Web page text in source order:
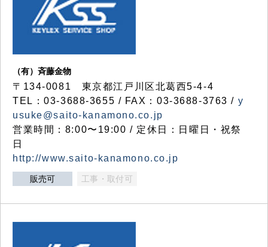
（有）斉藤金物
〒134-0081 東京都江戸川区北葛西5-4-4
TEL：03-3688-3655 / FAX：03-3688-3763 / y
usuke@saito-kanamono.co.jp
営業時間：8:00〜19:00 / 定休日：日曜日・祝祭
日
http://www.saito-kanamono.co.jp
販売可 工事・取付可